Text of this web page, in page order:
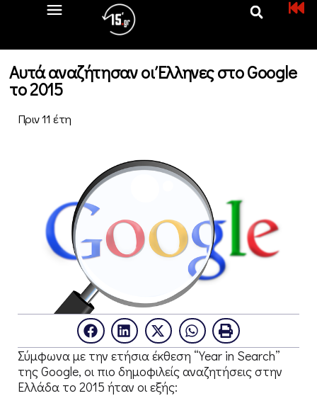
Αυτά αναζήτησαν οι Έλληνες στο Google
το 2015
Πριν 11 έτη
Σύμφωνα με την ετήσια έκθεση “Year in Search”
της Google, οι πιο δημοφιλείς αναζητήσεις στην
Ελλάδα το 2015 ήταν οι εξής: